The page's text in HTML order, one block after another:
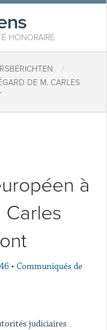
HONORAIRE
/
DE M. CARLES
à
Carles
• Communiqués de
judiciaires